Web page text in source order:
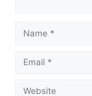
Name
Email
Website